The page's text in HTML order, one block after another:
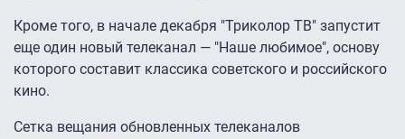
Кроме того, в начале декабря "Триколор ТВ" запустит
еще один новый телеканал — "Наше любимое", основу
которого составит классика советского и российского
кино.
Сетка вещания обновленных телеканалов